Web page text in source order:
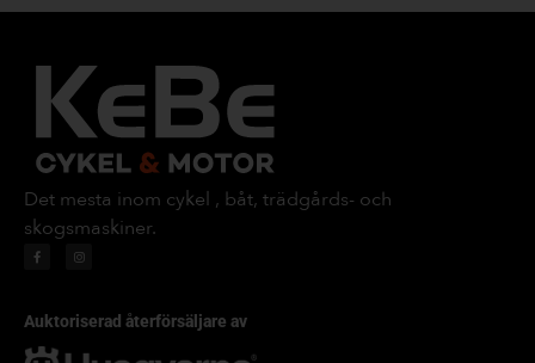
Det mesta inom cykel , båt, trädgårds- och
skogsmaskiner.
Auktoriserad återförsäljare av